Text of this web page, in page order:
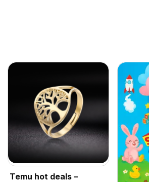
Temu hot deals –